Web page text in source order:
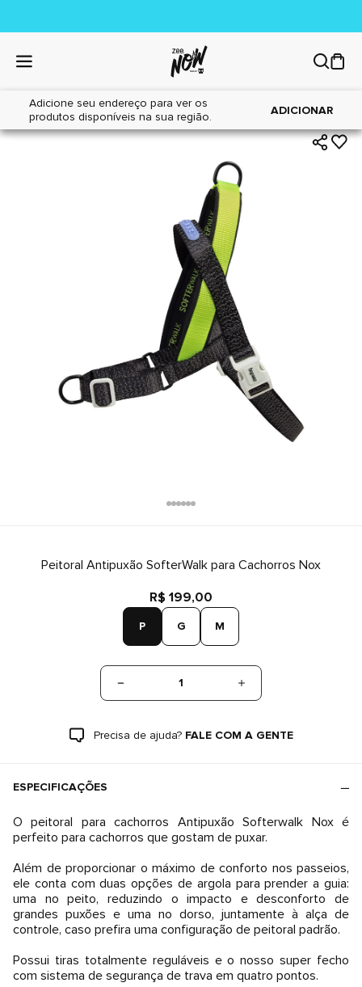
Adicione seu endereço para ver os
produtos disponíveis na sua região.
ADICIONAR
Home|Cães|Acessórios
Peitoral Antipuxão SofterWalk para Cachorros Nox
R$ 199,00
P G M
1
Precisa de ajuda? FALE COM A GENTE
ESPECIFICAÇÕES
O peitoral para cachorros Antipuxão Softerwalk Nox é
perfeito para cachorros que gostam de puxar.
Além de proporcionar o máximo de conforto nos passeios,
ele conta com duas opções de argola para prender a guia:
uma no peito, reduzindo o impacto e desconforto de
grandes puxões e uma no dorso, juntamente à alça de
controle, caso prefira uma configuração de peitoral padrão.
Possui tiras totalmente reguláveis e o nosso super fecho
com sistema de segurança de trava em quatro pontos.